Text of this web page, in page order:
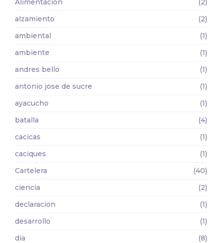
alzamiento
(2)
ambiental
(1)
ambiente
(1)
andres bello
(1)
antonio jose de sucre
(1)
ayacucho
(1)
batalla
(4)
cacicas
(1)
caciques
(1)
Cartelera
(40)
ciencia
(2)
declaracion
(1)
desarrollo
(1)
dia
(8)